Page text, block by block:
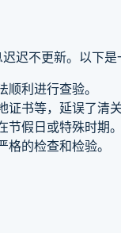
迟不更新。以下是
利进行查验。
书等，延误了清关
假日或特殊时期。
的检查和检验。